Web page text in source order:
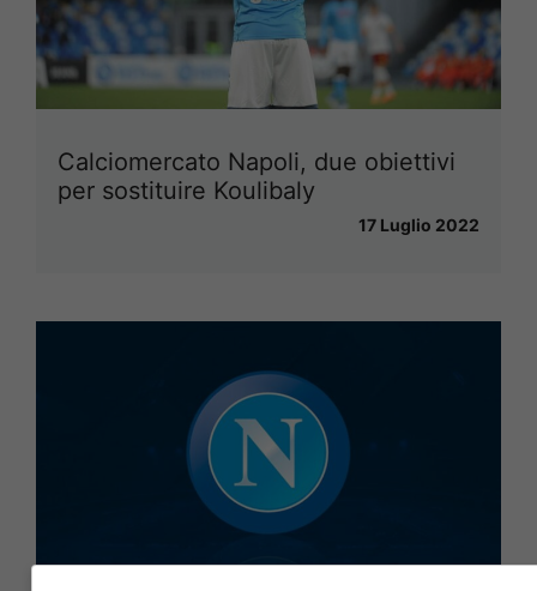
Calciomercato Napoli, due obiettivi
per sostituire Koulibaly
17 Luglio 2022